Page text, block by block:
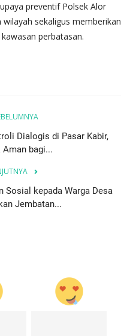
preventif Polsek Alor
sekaligus memberikan
perbatasan.
Dialogis di Pasar Kabir,
Aman bagi...
Sosial kepada Warga Desa
Jembatan...